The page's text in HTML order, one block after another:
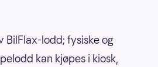
BilFlax-lodd; fysiske og
kan kjøpes i kiosk,